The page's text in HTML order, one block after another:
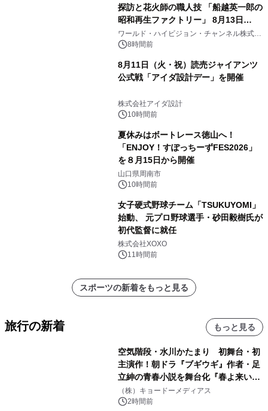
探訪と花火師の職人技 「船越英一郎の
昭和再生ファクトリー」 8月13日
（木）よる9時～ BS12 トゥエルビで
放送
ワールド・ハイビジョン・チャンネル株式会
社 8時間前
8月11日（火・祝）読売ジャイアンツ
公式戦「アイダ設計デー」を開催
株式会社アイダ設計
10時間前
夏休みはボートレース徳山へ！
「ENJOY！すぽっちーずFES2026」
を８月15日から開催
山口県周南市
10時間前
女子硬式野球チーム「TSUKUYOMI」
始動、 元プロ野球選手・砂田毅樹氏が
初代監督に就任
株式会社XOXO
11時間前
スポーツの新着をもっと見る
旅行の新着 もっと見る
空気階段・水川かたまり 初舞台・初
主演作！朝ドラ『ブギウギ』作者・足
立紳の青春小説を舞台化『春よ来い、
マジで来い』キービジュアル解禁！
（株）キョードーメディアス
2時間前